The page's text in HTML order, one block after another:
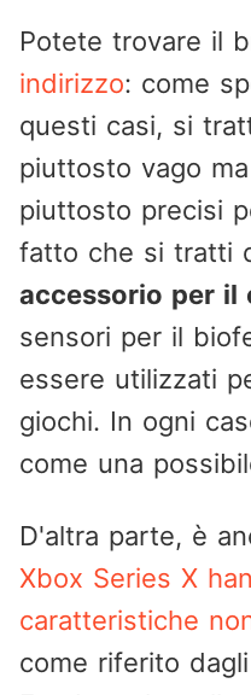
Potete trovare il
indirizzo: come
questi casi, si
piuttosto vago
piuttosto precisi
fatto che si tratti
accessorio per il
sensori per il
essere utilizzati
giochi. In ogni
come una
D'altra parte, è
Xbox Series X
caratteristiche
come riferito